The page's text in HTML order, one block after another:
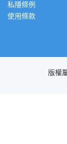
私隱條例
使用條款
版權